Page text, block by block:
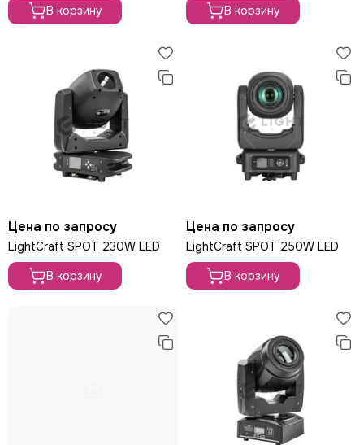
В корзину
В корзину
Цена по запросу
LightCraft SPOT 230W LED
В корзину
Цена по запросу
LightCraft SPOT 250W LED
В корзину